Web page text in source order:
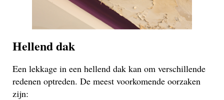
Hellend dak
Een lekkage in een hellend dak kan om verschillende
redenen optreden. De meest voorkomende oorzaken
zijn: